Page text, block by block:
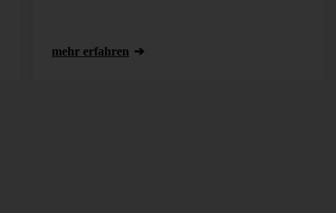
mehr erfahren